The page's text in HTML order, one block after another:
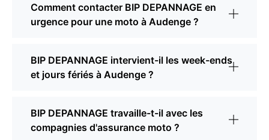
Comment contacter BIP DEPANNAGE en
urgence pour une moto à Audenge ?
BIP DEPANNAGE intervient-il les week-ends
et jours fériés à Audenge ?
BIP DEPANNAGE travaille-t-il avec les
compagnies d'assurance moto ?